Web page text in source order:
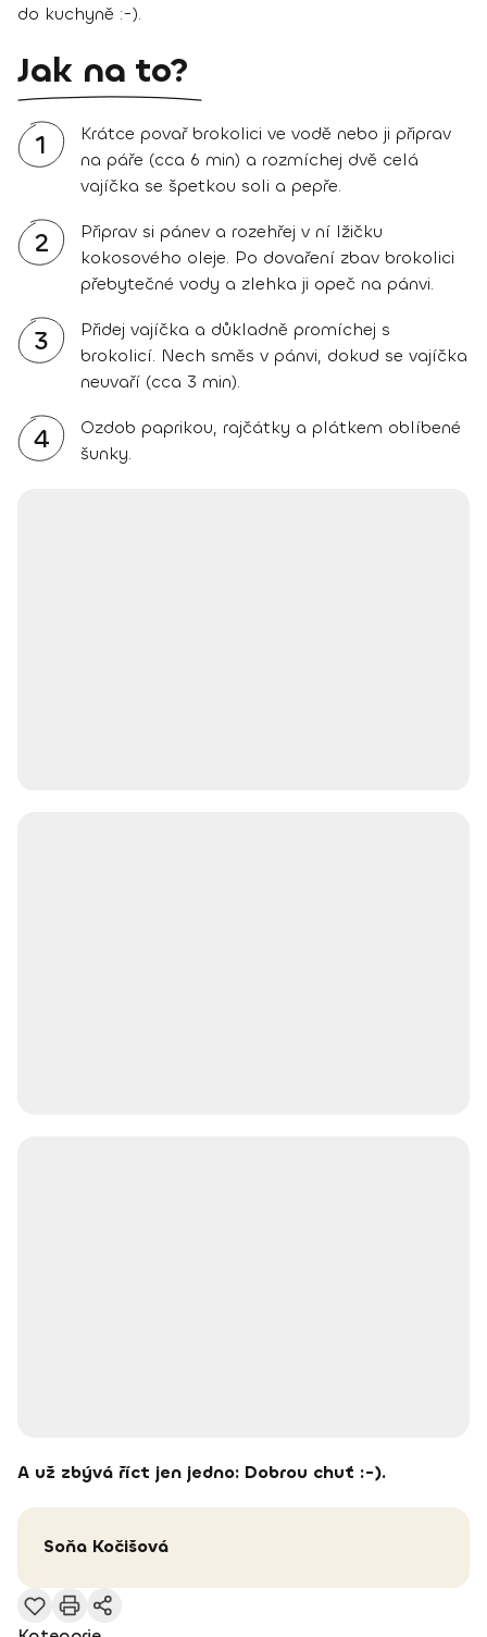
do kuchyně :-).
Jak na to?
1
Krátce povař brokolici ve vodě nebo ji připrav
na páře (cca 6 min) a rozmíchej dvě celá
vajíčka se špetkou soli a pepře.
2
Připrav si pánev a rozehřej v ní lžičku
kokosového oleje. Po dovaření zbav brokolici
přebytečné vody a zlehka ji opeč na pánvi.
3
Přidej vajíčka a důkladně promíchej s
brokolicí. Nech směs v pánvi, dokud se vajíčka
neuvaří (cca 3 min).
4
Ozdob paprikou, rajčátky a plátkem oblíbené
šunky.
A už zbývá říct jen jedno: Dobrou chuť :-).
Soňa Kočišová